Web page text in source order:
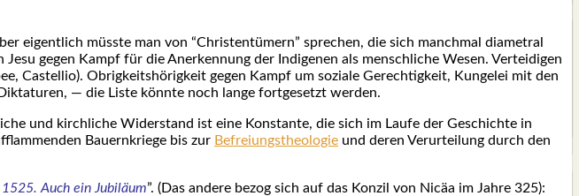
eigent­lich müss­te man von “Chris­ten­tü­mern” spre­chen, die sich manch­mal dia­me­tral
gegen Kampf für die Aner­ken­nung der Indi­ge­nen als mensch­li­che Wesen. Ver­tei­di­gen
Cas­tel­lio). Obrig­keits­hö­rig­keit gegen Kampf um sozia­le Gerech­tig­keit, Kun­ge­lei mit den
— die Lis­te könn­te noch lan­ge fort­ge­setzt wer­den.
und kirch­li­che Wider­stand ist eine Kon­stan­te, die sich im Lau­fe der Geschich­te in
Bau­ern­krie­ge bis zur Befrei­ungs­theo­lo­gie und deren Ver­ur­tei­lung durch den
1525. Auch ein Jubi­lä­um”. (Das ande­re bezog sich auf das Kon­zil von Nicäa im Jah­re 325):